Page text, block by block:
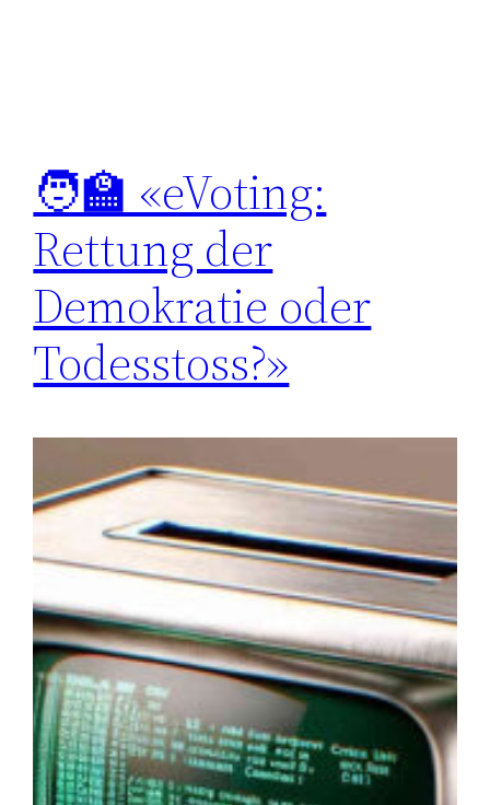
🧑‍🏫 «eVoting:
Rettung der
Demokratie oder
Todesstoss?»